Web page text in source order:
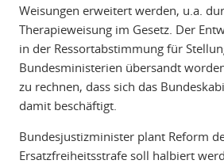
Weisungen erweitert werden, u.a.
Therapieweisung im Gesetz. Der
in der Ressortabstimmung für
Bundesministerien übersandt
zu rechnen, dass sich das
damit beschäftigt.
Bundesjustizminister plant Reform
Ersatzfreiheitsstrafe soll halbiert